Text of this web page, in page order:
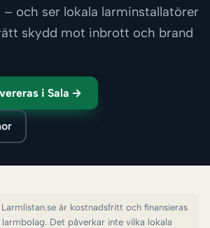
– och ser lokala larminstallatörer
skydd mot inbrott och brand
i Sala →
Larmlistan.se är kostnadsfritt och finansieras
Det påverkar inte vilka lokala